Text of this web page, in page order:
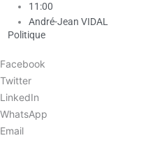
11:00
André-Jean VIDAL
Politique
Facebook
Twitter
LinkedIn
WhatsApp
Email